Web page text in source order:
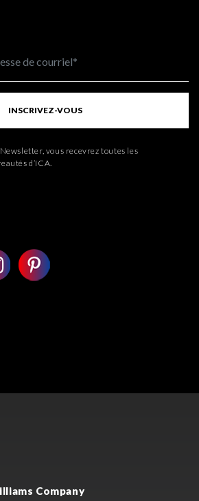
INSCRIVEZ-VOUS
vous recevrez toutes les
d’ICA.
Company